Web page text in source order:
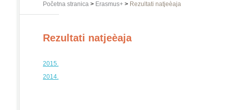
Početna stranica > Erasmus+ > Rezultati natjeèaja
Rezultati natjeèaja
2015.
2014.